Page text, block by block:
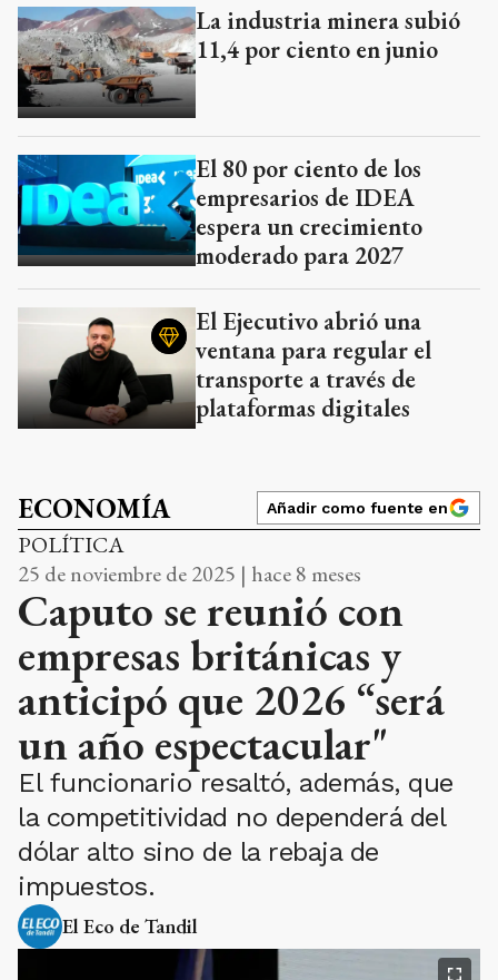
La industria minera subió
11,4 por ciento en junio
El 80 por ciento de los
empresarios de IDEA
espera un crecimiento
moderado para 2027
El Ejecutivo abrió una
ventana para regular el
transporte a través de
plataformas digitales
ECONOMÍA Añadir como fuente en
POLÍTICA
25 de noviembre de 2025 | hace 8 meses
Caputo se reunió con
empresas británicas y
anticipó que 2026 “será
un año espectacular"
El funcionario resaltó, además, que
la competitividad no dependerá del
dólar alto sino de la rebaja de
impuestos.
El Eco de Tandil